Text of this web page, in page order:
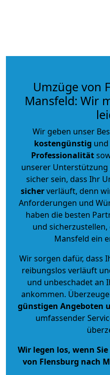
Umzüge von
Mansfeld: Wir
Wir geben unser
kostengünstig
Professionalität
unserer Unterstützung
sicher sein, dass Ihr
sicherverläuft, denn
Anforderungen und
haben die besten
und
Mansfeld ein
Wir sorgen dafür, dass
reibungslos verläuft
und unbeschadet an
ankommen.
günstigen Angeboten
umfassender
Wir legen los, wenn
von Flensburg nach